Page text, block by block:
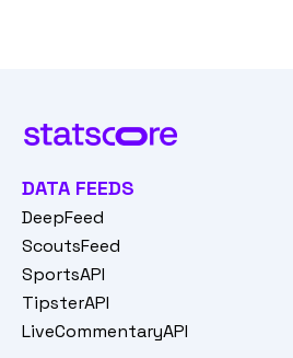
DATA FEEDS
DeepFeed
ScoutsFeed
SportsAPI
TipsterAPI
LiveCommentaryAPI